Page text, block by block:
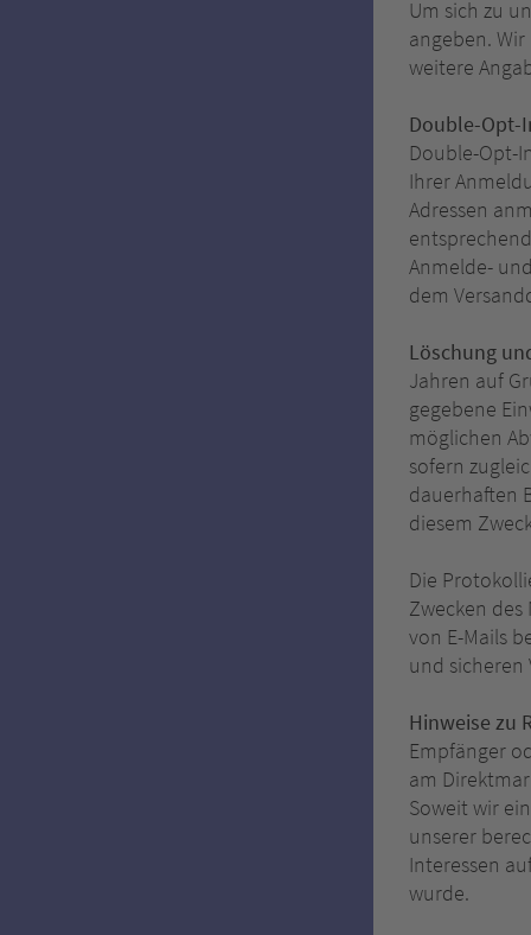
Um sich zu
angeben.
weitere
Double-Opt-
Double-Opt-
Ihrer
Adressen
Anmelde-
dem
Löschung
Jahren auf
gegebene
möglichen
sofern
dauerhaften
diesem
Die
Zwecken
von E-Mails
und sicheren
Hinweise zu
Empfänger
am
Soweit wir
unserer
Interessen
wurde.